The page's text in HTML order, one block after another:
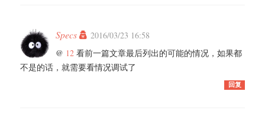
Specs
2016/03/23 16:58
@ 12 看前一篇文章最后列出的可能的情况，如果都
不是的话，就需要看情况调试了
回复